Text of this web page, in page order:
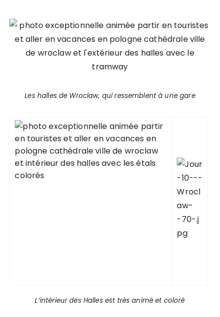
Les halles de Wroclaw, qui ressemblent à une gare
L’intérieur des Halles est très animé et coloré